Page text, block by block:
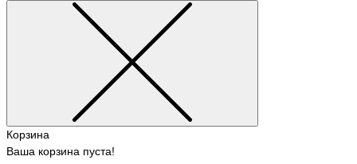
Корзина
Ваша корзина пуста!